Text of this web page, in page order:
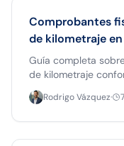
Comprobantes
de kilometraje
Guía completa
de kilometraje
Rodrigo Vázquez· 7